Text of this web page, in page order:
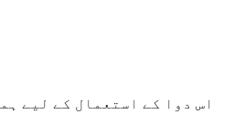
اس دوا کے استعمال کے لیے